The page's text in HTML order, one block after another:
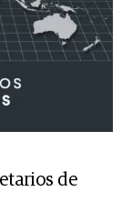
de